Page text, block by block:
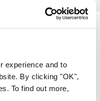
experience and to
By clicking "OK",
To find out more,